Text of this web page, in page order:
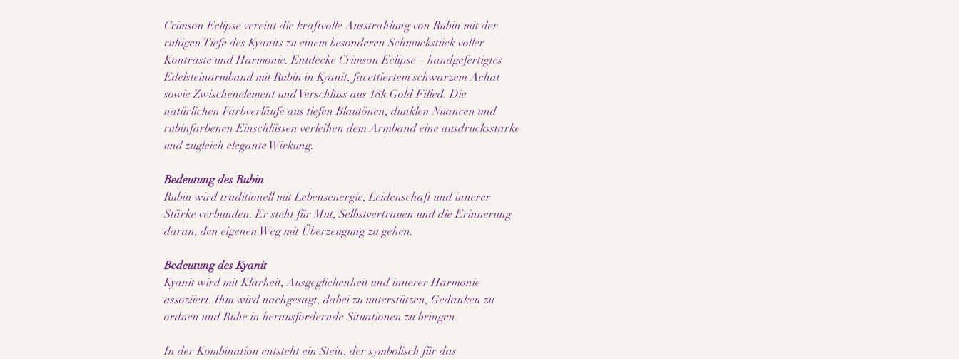
Crimson Eclipse vereint die kraftvolle Ausstrahlung von Rubin mit der
ruhigen Tiefe des Kyanits zu einem besonderen Schmuckstück voller
Kontraste und Harmonie. Entdecke Crimson Eclipse – handgefertigtes
Edelsteinarmband mit Rubin in Kyanit, facettiertem schwarzem Achat
sowie Zwischenelement und Verschluss aus 18k Gold Filled. Die
natürlichen Farbverläufe aus tiefen Blautönen, dunklen Nuancen und
rubinfarbenen Einschlüssen verleihen dem Armband eine ausdrucksstarke
und zugleich elegante Wirkung.
Bedeutung des Rubin
Rubin wird traditionell mit Lebensenergie, Leidenschaft und innerer
Stärke verbunden. Er steht für Mut, Selbstvertrauen und die Erinnerung
daran, den eigenen Weg mit Überzeugung zu gehen.
Bedeutung des Kyanit
Kyanit wird mit Klarheit, Ausgeglichenheit und innerer Harmonie
assoziiert. Ihm wird nachgesagt, dabei zu unterstützen, Gedanken zu
ordnen und Ruhe in herausfordernde Situationen zu bringen.
In der Kombination entsteht ein Stein, der symbolisch für das